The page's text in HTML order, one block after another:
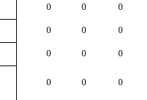
0 0
0
0 0
0
0 0
0
0 0 0